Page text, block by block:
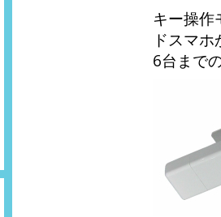
キー操作
ドスマ
6台まで